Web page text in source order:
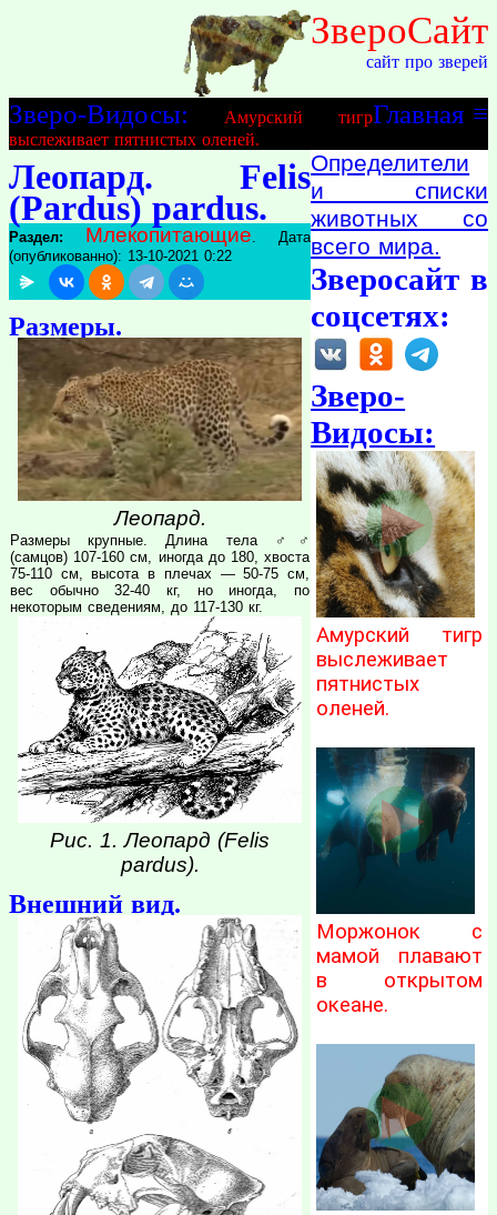
ЗвероСайт
сайт про зверей
≡
Главная
Зверо-Видосы:
Амурский тигр
выслеживает пятнистых оленей.
Леопард. Felis
(Pardus) pardus.
Раздел: Млекопитающие. Дата
(опубликованно): 13-10-2021 0:22
Размеры.
Леопард.
Размеры крупные. Длина тела ♂♂
(самцов) 107-160 см, иногда до 180, хвоста
75-110 см, высота в плечах — 50-75 см,
вес обычно 32-40 кг, но иногда, по
некоторым сведениям, до 117-130 кг.
Рис. 1. Леопард (Felis
pardus).
Внешний вид.
Определители
и списки
животных со
всего мира.
Зверосайт в
соцсетях:
Зверо-
Видосы:
Амурский тигр
выслеживает
пятнистых
оленей.
Моржонок с
мамой плавают
в открытом
океане.